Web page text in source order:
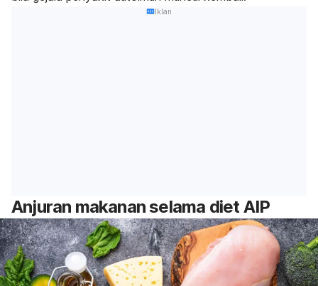
Iklan
Anjuran makanan selama diet AIP